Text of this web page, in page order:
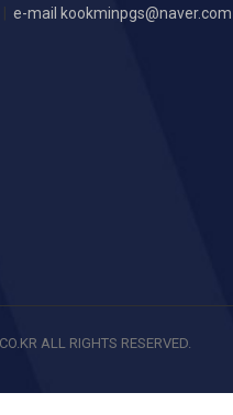
| e-mail kookminpgs@naver.com
ALL RIGHTS RESERVED.